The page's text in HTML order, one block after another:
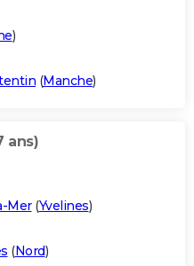
)
(Manche)
ans)
Mer(Yvelines)
(Nord)